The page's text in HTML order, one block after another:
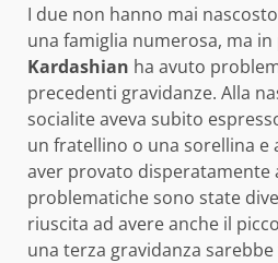
I due non hanno mai
una famiglia numerosa, ma in
Kardashian ha avuto
precedenti gravidanze. Alla
socialite aveva subito
un fratellino o una sorellina e
aver provato disperatamente
problematiche sono state
riuscita ad avere anche il
una terza gravidanza